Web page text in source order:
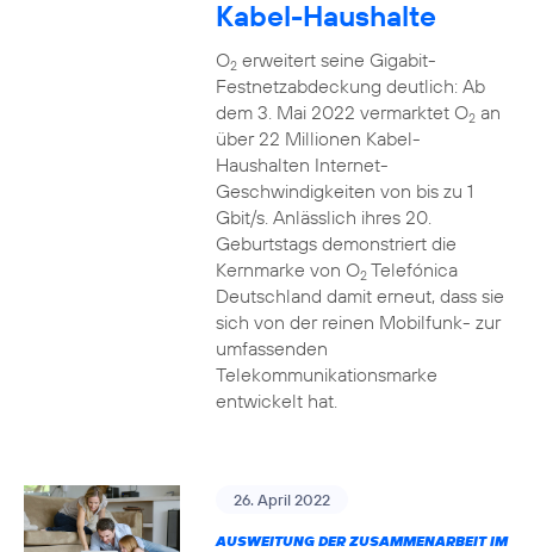
Kabel-Haushalte
O2erweitert seine Gigabit-
Festnetzabdeckung deutlich: Ab
dem 3. Mai 2022 vermarktet O2an
über 22 Millionen Kabel-
Haushalten Internet-
Geschwindigkeiten von bis zu 1
Gbit/s. Anlässlich ihres 20.
Geburtstags demonstriert die
Kernmarke von O2Telefónica
Deutschland damit erneut, dass sie
sich von der reinen Mobilfunk- zur
umfassenden
Telekommunikationsmarke
entwickelt hat.
26. April 2022
AUSWEITUNG DER ZUSAMMENARBEIT IM